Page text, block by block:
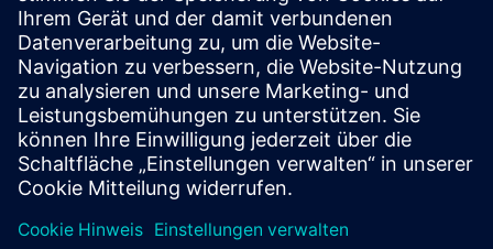
Ausschreibungsspezifikationen
Ihr Portal
IO-Box SIPROTEC 6MD84 auf SiePortal